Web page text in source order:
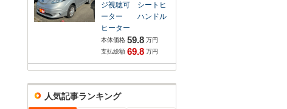
ジ視聴可 シートヒ
ーター ハンドル
ヒーター
本体価格 59.8 万円
支払総額 69.8 万円
人気記事ランキング